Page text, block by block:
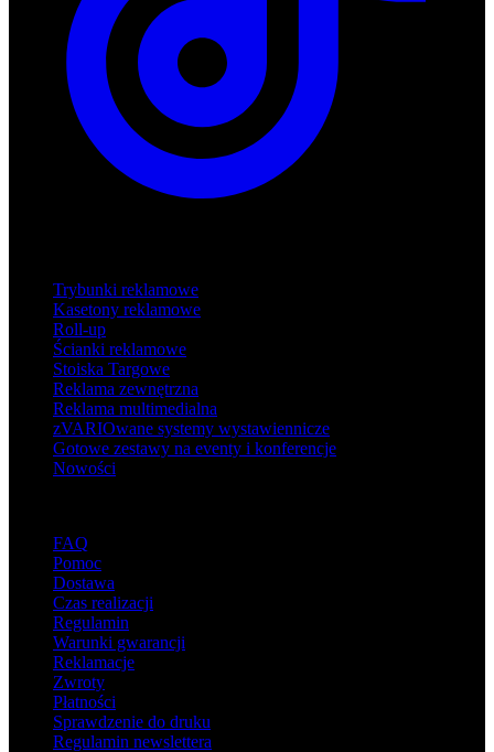
Trybunki reklamowe
Kasetony reklamowe
Roll-up
Ścianki reklamowe
Stoiska Targowe
Reklama zewnętrzna
Reklama multimedialna
zVARIOwane systemy wystawiennicze
Gotowe zestawy na eventy i konferencje
Nowości
FAQ
Pomoc
Dostawa
Czas realizacji
Regulamin
Warunki gwarancji
Reklamacje
Zwroty
Płatności
Sprawdzenie do druku
Regulamin newslettera